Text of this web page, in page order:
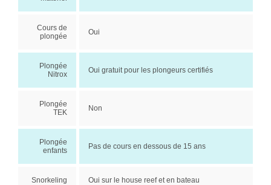
Cours de
plongée
Oui
Plongée
Nitrox
Oui gratuit pour les plongeurs certifiés
Plongée
TEK
Non
Plongée
enfants
Pas de cours en dessous de 15 ans
Snorkeling Oui sur le house reef et en bateau